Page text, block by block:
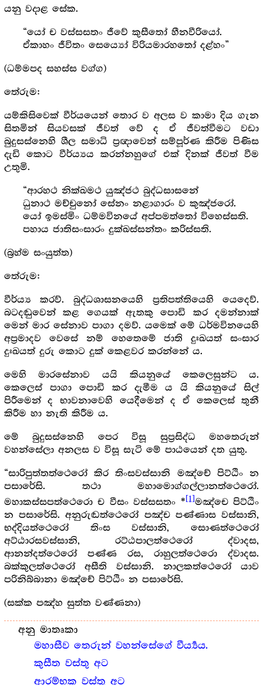
යනු වදාළ සේක.
“යෝ ච වස්සසතං ජීවේ කුසීතෝ හීනවීරියෝ.
ඒකාහං ජීවිතං සෙය්‍යෝ විරියමාරහතෝ දළ්හං”
(ධම්මපද සහස්ස වග්ග)
තේරුම:
යම්කිසිවෙක් වීර්යයෙන් තොර ව අලස ව කාමා දිය ගැන
සිතමින් සියවසක් ජීවත් වේ ද ඒ ජීවත්වීමට වඩා
බුදුසස්නෙහි ශීල සමාධි ප්‍ර‍ඥාවෙන් සම්පූර්ණ කිරීම පිණිස
දැඩි කොට වීර්ය්‍යය කරන්නහුගේ එක් දිනක් ජීවත් වීම
උතුමි.
“ආරහථ නික්ඛමථ යුඤ්ජථ බුද්ධසාසනේ
ධුනාථ මච්චුනෝ සේනං නළාගාරං ව කුඤ්ජරෝ.
යෝ ඉමස්මිං ධම්මවිනයේ අප්පමත්තෝ විහෙස්සති.
පහාය ජාතිසංසාරං දුක්ඛස්සන්තං කරිස්සති.
(බ්‍ර‍හ්ම සංයුත්ත)
තේරුම:
වීර්ය්‍ය කරව්. බුද්ධශාසනයෙහි ප්‍ර‍තිපත්තියෙහි යෙදෙව්.
බටදඬුවෙන් කළ ගෙයක් ඇතකු පොඩි කර දමන්නාක්
මෙන් මාර සේනාව පාගා දමව්. යමෙක් මේ ධර්මවිනයෙහි
අප්‍ර‍මාදව වෙසේ නම් හෙතෙමේ ජාති දුඃඛයත් සංසාර
දුඃඛයත් දුරු කොට දුක් කෙළවර කරන්නේ ය.
මෙහි මාරසේනාව යයි කියනුයේ කෙලෙසුන්ට ය.
කෙලෙස් පාගා පොඩි කර දැමීම ය යි කියනුයේ සිල්
පිරීමෙන් ද භාවනාවෙහි යෙදීමෙන් ද ඒ කෙලෙස් තුනී
කිරීම හා නැති කිරීම ය.
මේ බුදුසස්නෙහි පෙර විසූ සුප්‍ර‍සිද්ධ මහතෙරුන්
වහන්සේලා අනලස ව විසූ සැටි මේ පාඨයෙන් දත යුතු.
“සාරිපුත්තත්ථෙරෝ කිර තිංසවස්සානි මඤ්චේ පිට්ඨිං න
පසාරේසි. තථා මහාමොග්ගල්ලානත්ථෙරෝ.
මහාකස්සපත්ථෙරො ච වීසං වස්සසතං *[1]මඤ්චෙ පිට්ඨිං
න පසාරේසි. අනුරුඬත්ථෙරෝ පඤ්ච පණ්ණාස වස්සානි,
භද්දියත්ථෙරෝ තිංස වස්සානි, සොණත්ථෙරෝ
අට්ඨාරසවස්සානි, රට්ඨපාලත්ථෙරෝ ද්වාදස,
ආනන්දත්ථෙරෝ පණ්ණ රස, රාහුලත්ථෙරො ද්වාදස.
බක්කුලත්ථෙරෝ අසීති වස්සානි. නාලකත්ථෙරෝ යාව
පරිනිබ්බානා මඤ්චේ පිට්ඨිං න පසාරේසි.
(සක්ක පඤ්හ සුත්ත වණ්ණනා)
අනු මාතෘකා
මහාසීව තෙරුන් වහන්සේගේ වීර්‍ය්‍යය.
කුසීත වස්තු අට
ආරම්භක වස්තු අට